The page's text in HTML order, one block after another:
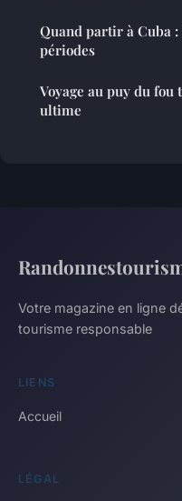
Quand partir à Cuba
périodes
Voyage au puy du
ultime
Votre magazine en ligne
tourisme responsable
LIENS
Accueil
LÉGAL